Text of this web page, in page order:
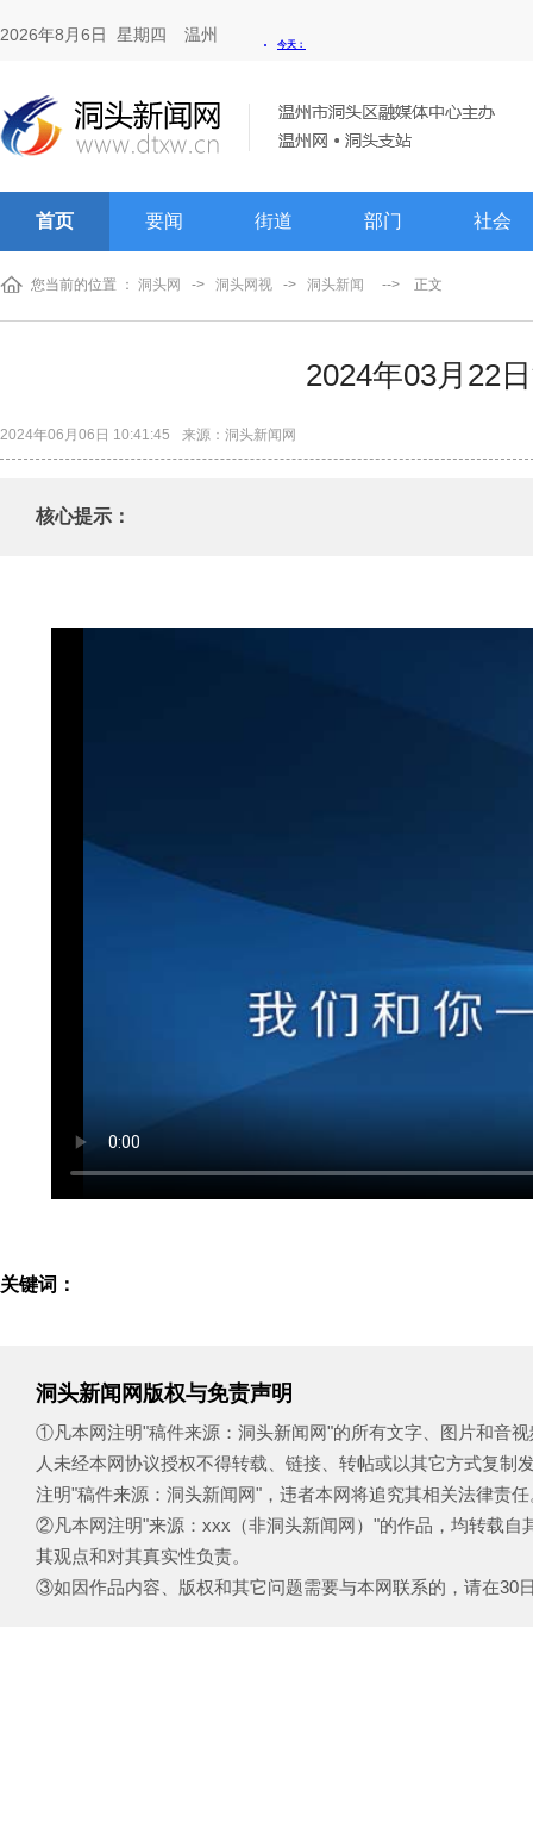
2026年8月6日 星期四 温州
首页 要闻 街道 部门 社会
您当前的位置 ： 洞头网 -> 洞头网视 -> 洞头新闻 --> 正文
2024年03月22
2024年06月06日 10:41:45 来源：洞头新闻网
核心提示：
关键词：
洞头新闻网版权与免责声明
①凡本网注明"稿件来源：洞头新闻网"的所有文字、图片和音
人未经本网协议授权不得转载、链接、转帖或以其它方式复
注明"稿件来源：洞头新闻网"，违者本网将追究其相关法律责任
②凡本网注明"来源：xxx（非洞头新闻网）"的作品，均转载自
其观点和对其真实性负责。
③如因作品内容、版权和其它问题需要与本网联系的，请在30